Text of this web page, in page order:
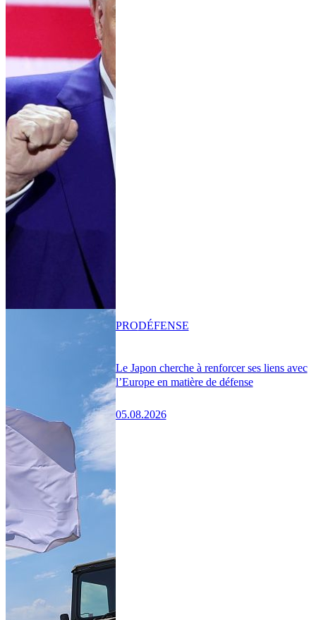
Le Japon cherche à renforcer ses liens avec
l’Europe en matière de défense
05.08.2026
PRODÉFENSE